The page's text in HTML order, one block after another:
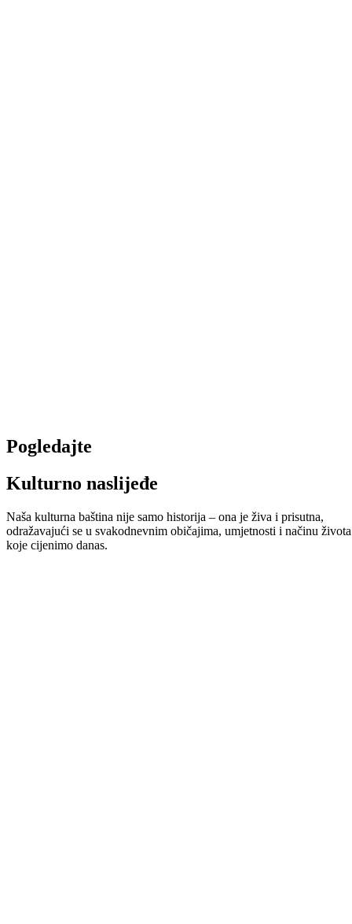
Pogledajte
Kulturno naslijeđe
Naša kulturna baština nije samo historija – ona je živa i prisutna,
odražavajući se u svakodnevnim običajima, umjetnosti i načinu života
koje cijenimo danas.